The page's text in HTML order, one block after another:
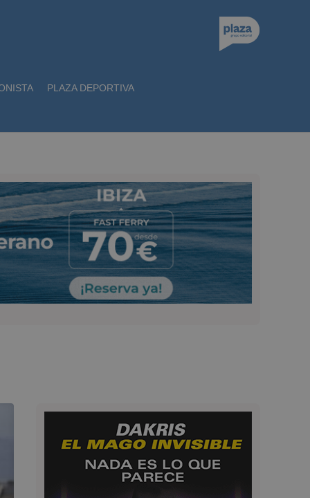
PLAZA DEPORTIVA